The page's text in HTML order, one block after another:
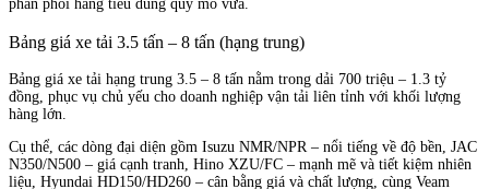
phân phối hàng tiêu dùng quy mô vừa.
Bảng giá xe tải 3.5 tấn – 8 tấn (hạng trung)
Bảng giá xe tải hạng trung 3.5 – 8 tấn nằm trong dải 700 triệu – 1.3 tỷ
đồng, phục vụ chủ yếu cho doanh nghiệp vận tải liên tỉnh với khối lượng
hàng lớn.
Cụ thể, các dòng đại diện gồm Isuzu NMR/NPR – nổi tiếng về độ bền, JAC
N350/N500 – giá cạnh tranh, Hino XZU/FC – mạnh mẽ và tiết kiệm nhiên
liệu, Hyundai HD150/HD260 – cân bằng giá và chất lượng, cùng Veam